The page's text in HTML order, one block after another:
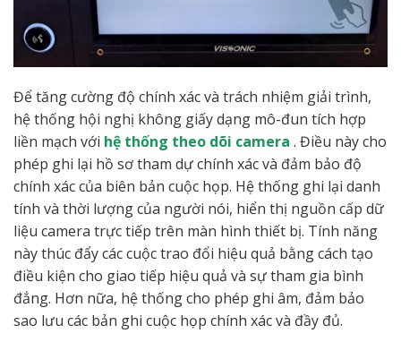
Để tăng cường độ chính xác và trách nhiệm giải trình,
hệ thống hội nghị không giấy dạng mô-đun tích hợp
liền mạch với hệ thống theo dõi camera . Điều này cho
phép ghi lại hồ sơ tham dự chính xác và đảm bảo độ
chính xác của biên bản cuộc họp. Hệ thống ghi lại danh
tính và thời lượng của người nói, hiển thị nguồn cấp dữ
liệu camera trực tiếp trên màn hình thiết bị. Tính năng
này thúc đẩy các cuộc trao đổi hiệu quả bằng cách tạo
điều kiện cho giao tiếp hiệu quả và sự tham gia bình
đẳng. Hơn nữa, hệ thống cho phép ghi âm, đảm bảo
sao lưu các bản ghi cuộc họp chính xác và đầy đủ.